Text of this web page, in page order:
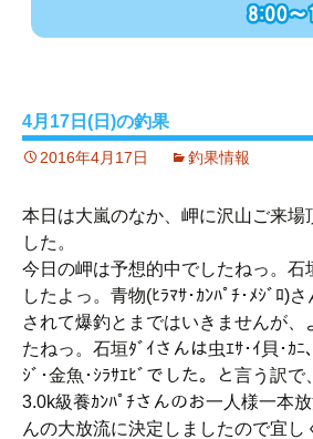
4月17日(日)の釣果
2016年4月17日 釣果情報
本日は大嵐のなか、岬に沢山ご来場
した。
今日の岬は予想的中でしたねっ。石
したよっ。青物(ﾋﾗﾏｻ･ｶﾝﾊﾟﾁ･ﾒｼﾞﾛ)
されて爆釣とまではいきませんが、
たねっ。石垣ﾀﾞｲさんは虫ｴｻ･ｲ貝･ｶ
ｼﾞ･金魚･ｼﾗｻｴﾋﾞでした。と言う訳で
3.0k級養ｶﾝﾊﾟﾁさんのお一人様一本
んの大放流に決定しましたので宜し